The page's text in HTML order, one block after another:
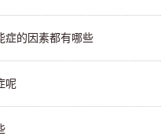
症的因素都有哪些
呢